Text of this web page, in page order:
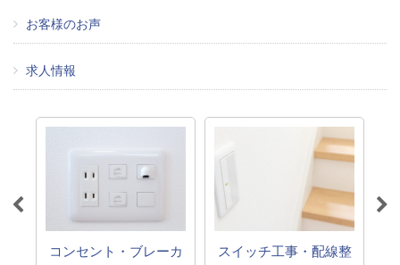
お客様のお声
求人情報
コンセント・ブレーカ
スイッチ工事・配線整